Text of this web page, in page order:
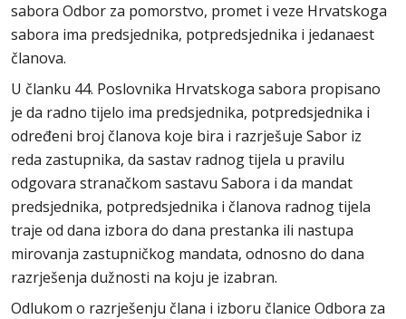
sabora Odbor za pomorstvo, promet i veze Hrvatskoga
sabora ima predsjednika, potpredsjednika i jedanaest
članova.
U članku 44. Poslovnika Hrvatskoga sabora propisano
je da radno tijelo ima predsjednika, potpredsjednika i
određeni broj članova koje bira i razrješuje Sabor iz
reda zastupnika, da sastav radnog tijela u pravilu
odgovara stranačkom sastavu Sabora i da mandat
predsjednika, potpredsjednika i članova radnog tijela
traje od dana izbora do dana prestanka ili nastupa
mirovanja zastupničkog mandata, odnosno do dana
razrješenja dužnosti na koju je izabran.
Odlukom o razrješenju člana i izboru članice Odbora za